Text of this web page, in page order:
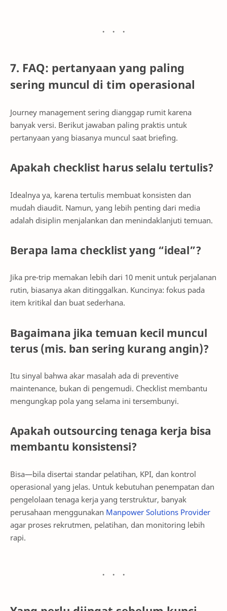
7. FAQ: pertanyaan yang paling
sering muncul di tim operasional
Journey management sering dianggap rumit karena
banyak versi. Berikut jawaban paling praktis untuk
pertanyaan yang biasanya muncul saat briefing.
Apakah checklist harus selalu tertulis?
Idealnya ya, karena tertulis membuat konsisten dan
mudah diaudit. Namun, yang lebih penting dari media
adalah disiplin menjalankan dan menindaklanjuti temuan.
Berapa lama checklist yang “ideal”?
Jika pre-trip memakan lebih dari 10 menit untuk perjalanan
rutin, biasanya akan ditinggalkan. Kuncinya: fokus pada
item kritikal dan buat sederhana.
Bagaimana jika temuan kecil muncul
terus (mis. ban sering kurang angin)?
Itu sinyal bahwa akar masalah ada di preventive
maintenance, bukan di pengemudi. Checklist membantu
mengungkap pola yang selama ini tersembunyi.
Apakah outsourcing tenaga kerja bisa
membantu konsistensi?
Bisa—bila disertai standar pelatihan, KPI, dan kontrol
operasional yang jelas. Untuk kebutuhan penempatan dan
pengelolaan tenaga kerja yang terstruktur, banyak
perusahaan menggunakan Manpower Solutions Provider
agar proses rekrutmen, pelatihan, dan monitoring lebih
rapi.